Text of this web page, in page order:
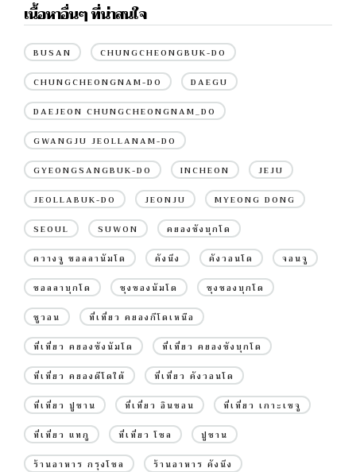
เนื้อหาอื่นๆ ที่น่าสนใจ
BUSAN CHUNGCHEONGBUK-DO
CHUNGCHEONGNAM-DO DAEGU
DAEJEON CHUNGCHEONGNAM_DO
GWANGJU JEOLLANAM-DO
GYEONGSANGBUK-DO INCHEON JEJU
JEOLLABUK-DO JEONJU MYEONG DONG
SEOUL SUWON คยองซังบุกโด
ควางจู ชอลลานัมโด คังนึง คังวอนโด จอนจู
ชอลลาบุกโด ชุงชองนัมโด ชุงชองบุกโด
ซูวอน ที่เที่ยว คยองกีโดเหนือ
ที่เที่ยว คยองซังนัมโด ที่เที่ยว คยองซังบุกโด
ที่เที่ยว คยองดีโดใต้ ที่เที่ยว คังวอนโด
ที่เที่ยว ปูซาน ที่เที่ยว อินชอน ที่เที่ยว เกาะเชจู
ที่เที่ยว แทกู ที่เที่ยว โซล ปูซาน
ร้านอาหาร กรุงโซล ร้านอาหาร คังนึง